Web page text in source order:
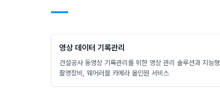
―
영상 데이터 기록관리
건설공사 동영상 기록관리를 위한 영상 관리 솔루션과 지능형
촬영장비, 웨어러블 카메라 올인원 서비스